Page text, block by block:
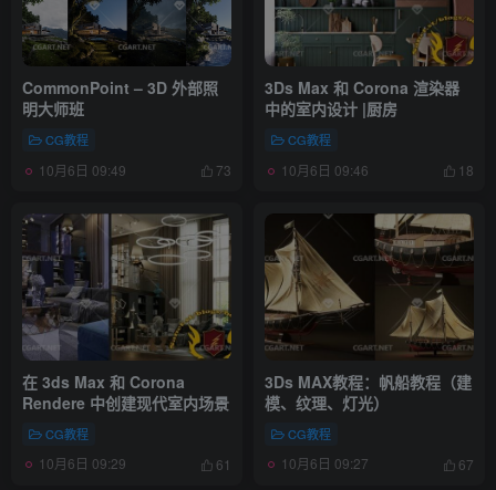
CommonPoint – 3D 外部照
明大师班
CG教程
10月6日 09:49 73
3Ds Max 和 Corona 渲染器
中的室内设计 |厨房
CG教程
10月6日 09:46 18
在 3ds Max 和 Corona
Rendere 中创建现代室内场景
CG教程
10月6日 09:29 61
3Ds MAX教程：帆船教程（建
模、纹理、灯光）
CG教程
10月6日 09:27 67